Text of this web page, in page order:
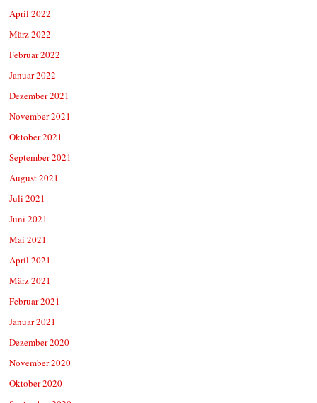
April 2022
März 2022
Februar 2022
Januar 2022
Dezember 2021
November 2021
Oktober 2021
September 2021
August 2021
Juli 2021
Juni 2021
Mai 2021
April 2021
März 2021
Februar 2021
Januar 2021
Dezember 2020
November 2020
Oktober 2020